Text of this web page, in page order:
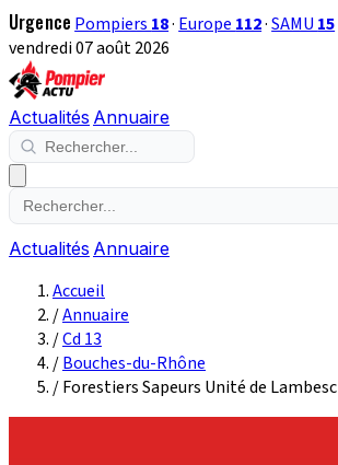
Urgence Pompiers 18· Europe 112·SAMU 15
vendredi 07 août 2026
Actualités Annuaire
Actualités Annuaire
Accueil
/Annuaire
/Cd 13
/Bouches-du-Rhône
/Forestiers Sapeurs Unité de Lambesc